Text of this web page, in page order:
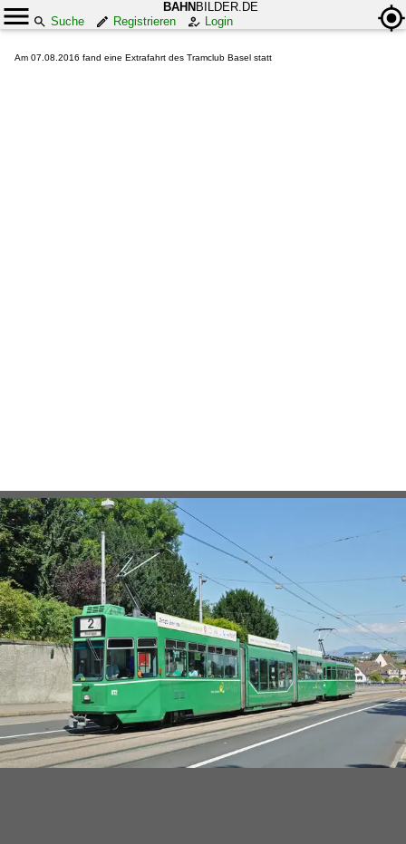
BAHN BILDER.DE
Suche
Registrieren Login
Am 07.08.2016 fand eine Extrafahrt des Tramclub Basel statt